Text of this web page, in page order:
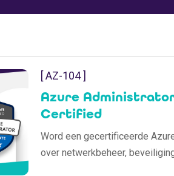
[ AZ-104 ]
Azure
Certified
Word een gecertificeerde
over netwerkbeheer,